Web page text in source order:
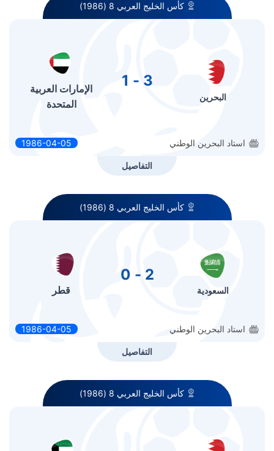
كأس الخليج العربي 8 (1986)
البحرين
3 - 1
الإمارات العربية
المتحدة
استاد البحرين الوطني 1986-04-05
التفاصيل
كأس الخليج العربي 8 (1986)
السعودية
2 - 0
قطر
استاد البحرين الوطني 1986-04-05
التفاصيل
كأس الخليج العربي 8 (1986)